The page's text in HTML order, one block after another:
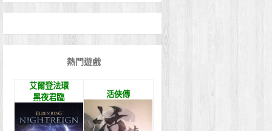
熱門遊戲
艾爾登法環
黑夜君臨
活俠傳